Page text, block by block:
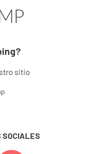
sitio
SOCIALES